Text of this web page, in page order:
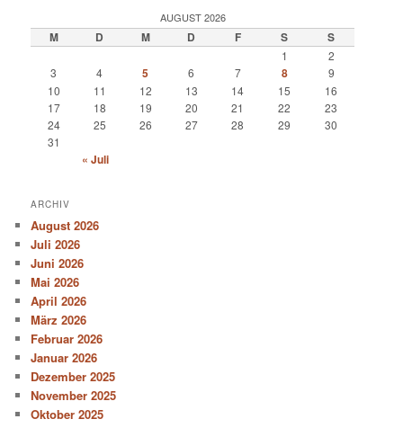
AUGUST 2026
M D M D F S S
1
2
3
4 5 6 7 8
9
10
11 12 13 14 15
16
17
18 19 20 21 22
23
24
25 26 27 28 29
30
31
« Juli
ARCHIV
August 2026
Juli 2026
Juni 2026
Mai 2026
April 2026
März 2026
Februar 2026
Januar 2026
Dezember 2025
November 2025
Oktober 2025